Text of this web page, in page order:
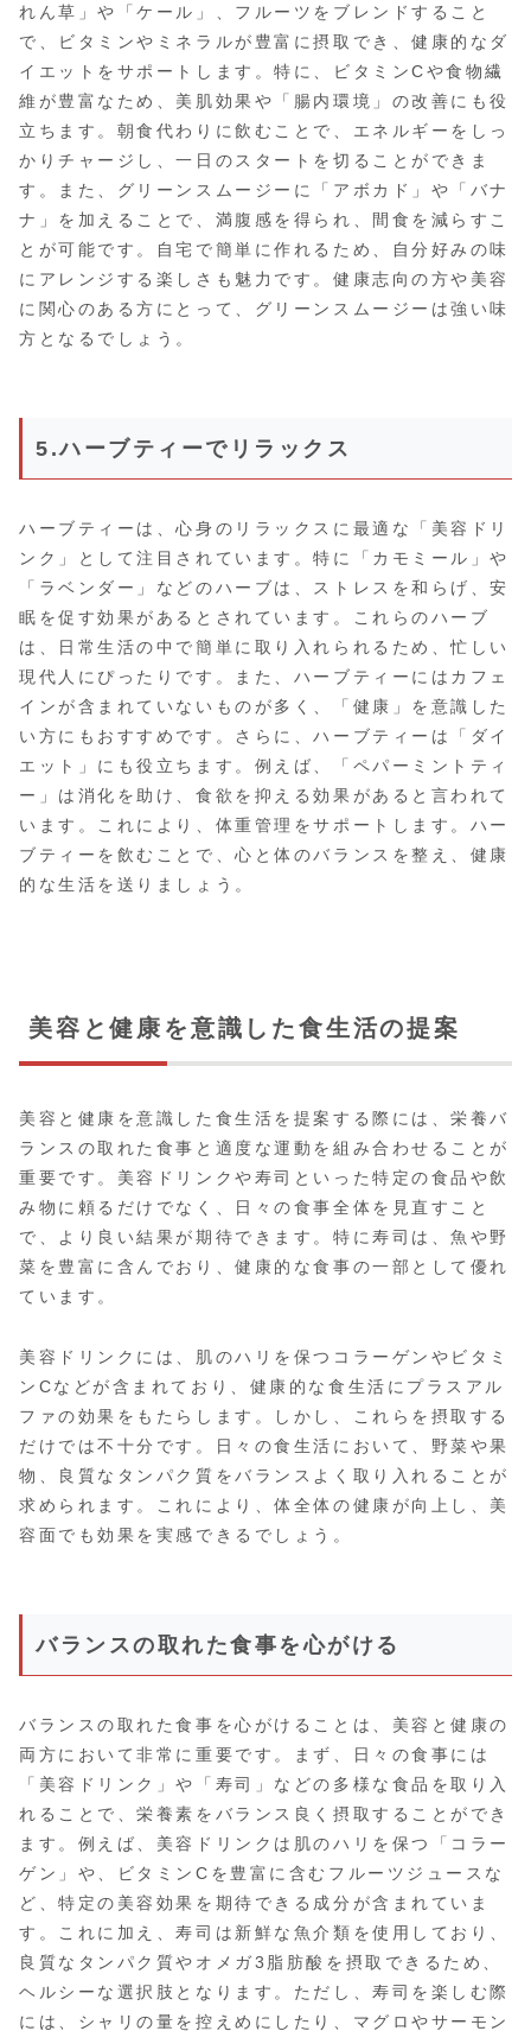
れん草」や「ケール」、フルーツをブレンドすること
で、ビタミンやミネラルが豊富に摂取でき、健康的なダ
イエットをサポートします。特に、ビタミンCや食物繊
維が豊富なため、美肌効果や「腸内環境」の改善にも役
立ちます。朝食代わりに飲むことで、エネルギーをしっ
かりチャージし、一日のスタートを切ることができま
す。また、グリーンスムージーに「アボカド」や「バナ
ナ」を加えることで、満腹感を得られ、間食を減らすこ
とが可能です。自宅で簡単に作れるため、自分好みの味
にアレンジする楽しさも魅力です。健康志向の方や美容
に関心のある方にとって、グリーンスムージーは強い味
方となるでしょう。
5.ハーブティーでリラックス
ハーブティーは、心身のリラックスに最適な「美容ドリ
ンク」として注目されています。特に「カモミール」や
「ラベンダー」などのハーブは、ストレスを和らげ、安
眠を促す効果があるとされています。これらのハーブ
は、日常生活の中で簡単に取り入れられるため、忙しい
現代人にぴったりです。また、ハーブティーにはカフェ
インが含まれていないものが多く、「健康」を意識した
い方にもおすすめです。さらに、ハーブティーは「ダイ
エット」にも役立ちます。例えば、「ペパーミントティ
ー」は消化を助け、食欲を抑える効果があると言われて
います。これにより、体重管理をサポートします。ハー
ブティーを飲むことで、心と体のバランスを整え、健康
的な生活を送りましょう。
美容と健康を意識した食生活の提案
美容と健康を意識した食生活を提案する際には、栄養バ
ランスの取れた食事と適度な運動を組み合わせることが
重要です。美容ドリンクや寿司といった特定の食品や飲
み物に頼るだけでなく、日々の食事全体を見直すこと
で、より良い結果が期待できます。特に寿司は、魚や野
菜を豊富に含んでおり、健康的な食事の一部として優れ
ています。
美容ドリンクには、肌のハリを保つコラーゲンやビタミ
ンCなどが含まれており、健康的な食生活にプラスアル
ファの効果をもたらします。しかし、これらを摂取する
だけでは不十分です。日々の食生活において、野菜や果
物、良質なタンパク質をバランスよく取り入れることが
求められます。これにより、体全体の健康が向上し、美
容面でも効果を実感できるでしょう。
バランスの取れた食事を心がける
バランスの取れた食事を心がけることは、美容と健康の
両方において非常に重要です。まず、日々の食事には
「美容ドリンク」や「寿司」などの多様な食品を取り入
れることで、栄養素をバランス良く摂取することができ
ます。例えば、美容ドリンクは肌のハリを保つ「コラー
ゲン」や、ビタミンCを豊富に含むフルーツジュースな
ど、特定の美容効果を期待できる成分が含まれていま
す。これに加え、寿司は新鮮な魚介類を使用しており、
良質なタンパク質やオメガ3脂肪酸を摂取できるため、
ヘルシーな選択肢となります。ただし、寿司を楽しむ際
には、シャリの量を控えめにしたり、マグロやサーモン